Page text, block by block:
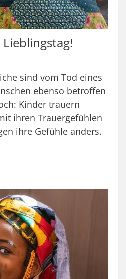
sind vom Tod eines
ebenso betroffen
Kinder trauern
ihren Trauergefühlen
ihre Gefühle anders.